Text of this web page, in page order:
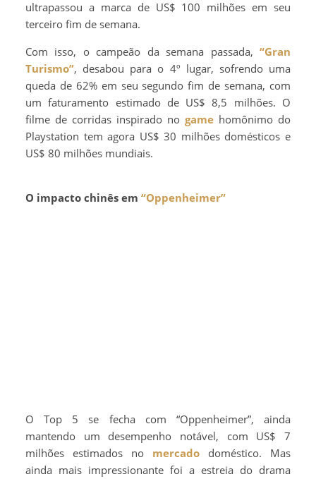
ultrapassou a marca de US$ 100 milhões em seu
terceiro fim de semana.
Com isso, o campeão da semana passada, “Gran
Turismo”, desabou para o 4º lugar, sofrendo uma
queda de 62% em seu segundo fim de semana, com
um faturamento estimado de US$ 8,5 milhões. O
filme de corridas inspirado no game homônimo do
Playstation tem agora US$ 30 milhões domésticos e
US$ 80 milhões mundiais.
O impacto chinês em “Oppenheimer”
O Top 5 se fecha com “Oppenheimer”, ainda
mantendo um desempenho notável, com US$ 7
milhões estimados no mercado doméstico. Mas
ainda mais impressionante foi a estreia do drama